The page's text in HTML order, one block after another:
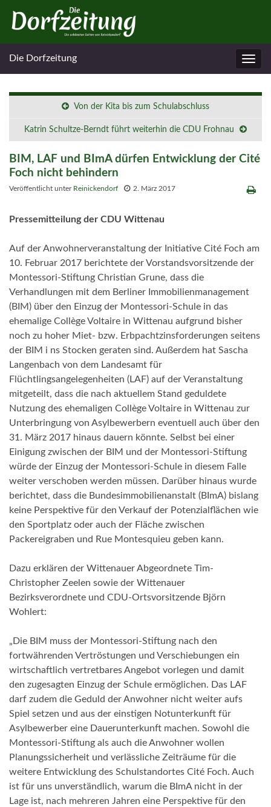
Die Dorfzeitung
Von der Kita bis zum Schulabschluss
Katrin Schultze-Berndt führt weiterhin die CDU Frohnau
BIM, LAF und BImA dürfen Entwicklung der Cité
Foch nicht behindern
Veröffentlicht unter Reinickendorf 2. März 2017
Pressemitteilung der CDU Wittenau
Auf der Anwohnerveranstaltung der Initiative Cité Foch am
10. Februar 2017 berichtete der Vorstandsvorsitzende der
Montessori-Stiftung Christian Grune, dass die
Verhandlungen mit dem Berliner Immobilienmanagement
(BIM) über den Einzug der Montessori-Schule in das
ehemalige Collège Voltaire in Wittenau aufgrund bisher
noch zu hoher Miet- bzw. Erbpachtzinsforderungen seitens
der BIM i ns Stocken geraten sind. Außerdem hat Sascha
Langenbach von dem Landesamt für
Flüchtlingsangelegenheiten (LAF) auf der Veranstaltung
mitgeteilt, dass die nach aktuellem Stand geduldete
Nutzung des ehemaligen Collège Voltaire in Wittenau zur
Unterbringung von Asylbewerbern eventuell auch über den
31. März 2017 hinaus dauern könnte. Selbst bei einer
Einigung zwischen der BIM und der Montessori-Stiftung
würde der Einzug der Montessori-Schule in diesem Falle
weiter verschoben werden müssen. Darüber hinaus wurde
berichtet, dass die Bundesimmobilienanstalt (BImA) bislang
keine Perspektive für den Verkauf der Potenzialflächen wie
den Sportplatz oder auch der Fläche zwischen
Packereigraben und Rue Montesquieu geben kann.
Dazu erklären der Wittenauer Abgeordnete Tim-
Christopher Zeelen sowie der Wittenauer
Bezirksverordnete und CDU-Ortsvorsitzende Björn
Wohlert:
„Die BIM muss der Montessori-Stiftung nach den
fortwährenden Vertröstungen und Verschiebungen ein
wirtschaftlich vertretbares Angebot vorlegen und damit
den zugesagten Einzug der Schule ermöglichen. Das LAF
darf zudem die Geduld der Anwohner nicht weiter aufs
Spiel setzen und aus der einstigen Notunterkunft für
Asylbewerber eine Dauerunterkunft machen. Sowohl die
Montessori-Stiftung als auch die Anwohner wollen
Planungssicherheit und verlässliche Zeiträume für die
weitere Entwicklung des Schulstandortes Cité Foch. Auch
ist für uns unverständlich, warum die BImA nicht in der
Lage ist, nach mehreren Jahren eine Perspektive für den